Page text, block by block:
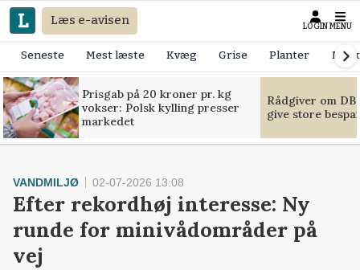
Læs e-avisen LOGIN MENU
Seneste Mest læste Kvæg Grise Planter
Prisgab på 20 kroner pr. kg
vokser: Polsk kylling presser
markedet
Rådgiver om
give store
VANDMILJØ 02-07-2026 13:08
Efter rekordhøj interesse: Ny
runde for minivådområder på
vej